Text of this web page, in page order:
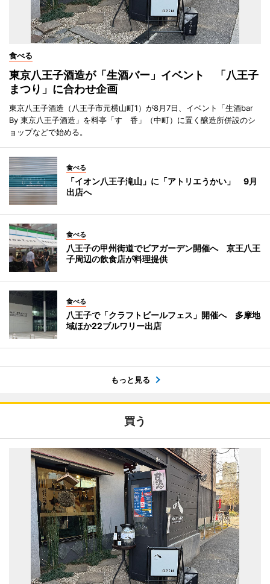
食べる
東京八王子酒造が「生酒バー」イベント 「八王子
まつり」に合わせ企画
東京八王子酒造（八王子市元横山町1）が8月7日、イベント「生酒bar
By 東京八王子酒造」を料亭「すゞ香」（中町）に置く醸造所併設のシ
ョップなどで始める。
食べる
「イオン八王子滝山」に「アトリエうかい」 9月
出店へ
食べる
八王子の甲州街道でビアガーデン開催へ 京王八王
子周辺の飲食店が料理提供
食べる
八王子で「クラフトビールフェス」開催へ 多摩地
域ほか22ブルワリー出店
もっと見る
買う